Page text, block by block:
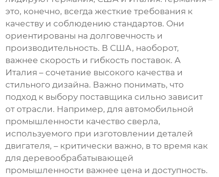
это, конечно, всегда жесткие требования к
качеству и соблюдению стандартов. Они
ориентированы на долговечность и
производительность. В США, наоборот,
важнее скорость и гибкость поставок. А
Италия – сочетание высокого качества и
стильного дизайна. Важно понимать, что
подход к выбору поставщика сильно зависит
от отрасли. Например, для автомобильной
промышленности качество сверла,
используемого при изготовлении деталей
двигателя, – критически важно, в то время как
для деревообрабатывающей
промышленности важнее цена и доступность.